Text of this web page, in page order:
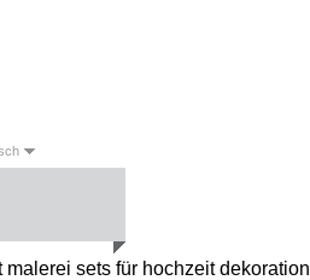
sets für hochzeit dekoration